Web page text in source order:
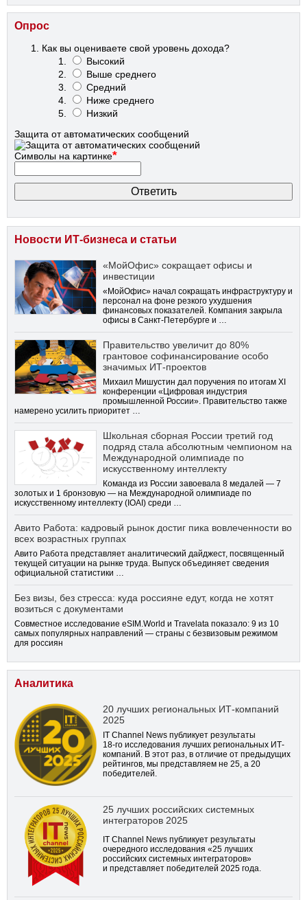
Опрос
Как вы оцениваете свой уровень дохода?
Высокий
Выше среднего
Средний
Ниже среднего
Низкий
Защита от автоматических сообщений
Символы на картинке*
Новости ИТ-бизнеса и статьи
«МойОфис» сокращает офисы и
инвестиции
«МойОфис» начал сокращать инфраструктуру и
персонал на фоне резкого ухудшения
финансовых показателей. Компания закрыла
офисы в Санкт-Петербурге и …
Правительство увеличит до 80%
грантовое софинансирование особо
значимых ИТ-проектов
Михаил Мишустин дал поручения по итогам XI
конференции «Цифровая индустрия
промышленной России». Правительство также
намерено усилить приоритет …
Школьная сборная России третий год
подряд стала абсолютным чемпионом на
Международной олимпиаде по
искусственному интеллекту
Команда из России завоевала 8 медалей — 7
золотых и 1 бронзовую — на Международной олимпиаде по
искусственному интеллекту (IOAI) среди …
Авито Работа: кадровый рынок достиг пика вовлеченности во
всех возрастных группах
Авито Работа представляет аналитический дайджест, посвященный
текущей ситуации на рынке труда. Выпуск объединяет сведения
официальной статистики …
Без визы, без стресса: куда россияне едут, когда не хотят
возиться с документами
Совместное исследование eSIM.World и Travelata показало: 9 из 10
самых популярных направлений — страны с безвизовым режимом
для россиян
Аналитика
20 лучших региональных ИТ-компаний
2025
IT Channel News публикует результаты
18-го исследования лучших региональных ИТ-
компаний. В этот раз, в отличие от предыдущих
рейтингов, мы представляем не 25, а 20
победителей.
25 лучших российских системных
интеграторов 2025
IT Channel News публикует результаты
очередного исследования «25 лучших
российских системных интеграторов»
и представляет победителей 2025 года.